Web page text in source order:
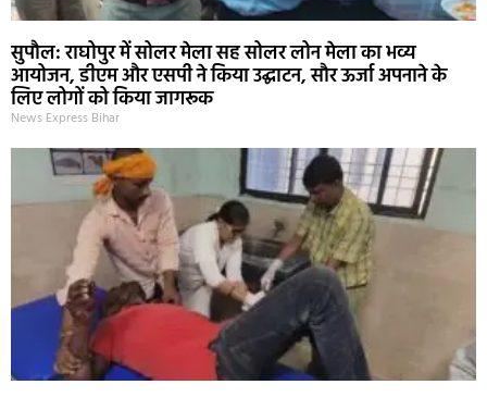
सुपौल: राघोपुर में सोलर मेला सह सोलर लोन मेला का भव्य
आयोजन, डीएम और एसपी ने किया उद्घाटन, सौर ऊर्जा अपनाने के
लिए लोगों को किया जागरूक
News Express Bihar